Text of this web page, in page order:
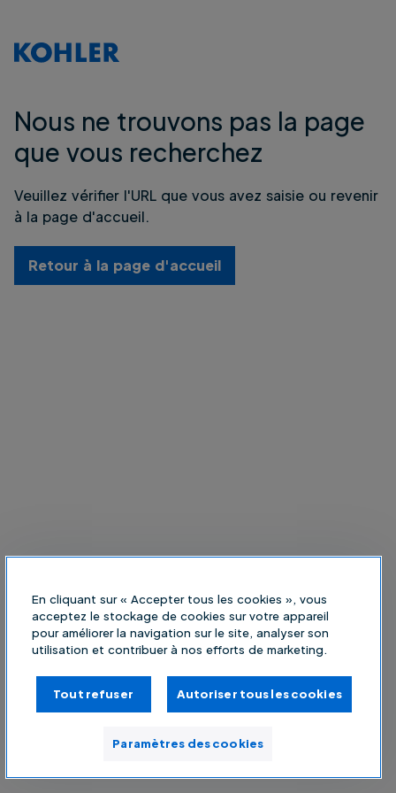
Nous ne trouvons pas la page
que vous recherchez
Veuillez vérifier l'URL que vous avez saisie ou revenir
à la page d'accueil.
Retour à la page d'accueil
En cliquant sur « Accepter tous les cookies », vous
acceptez le stockage de cookies sur votre appareil
pour améliorer la navigation sur le site, analyser son
utilisation et contribuer à nos efforts de marketing.
Tout refuser Autoriser tous les cookies
Paramètres des cookies